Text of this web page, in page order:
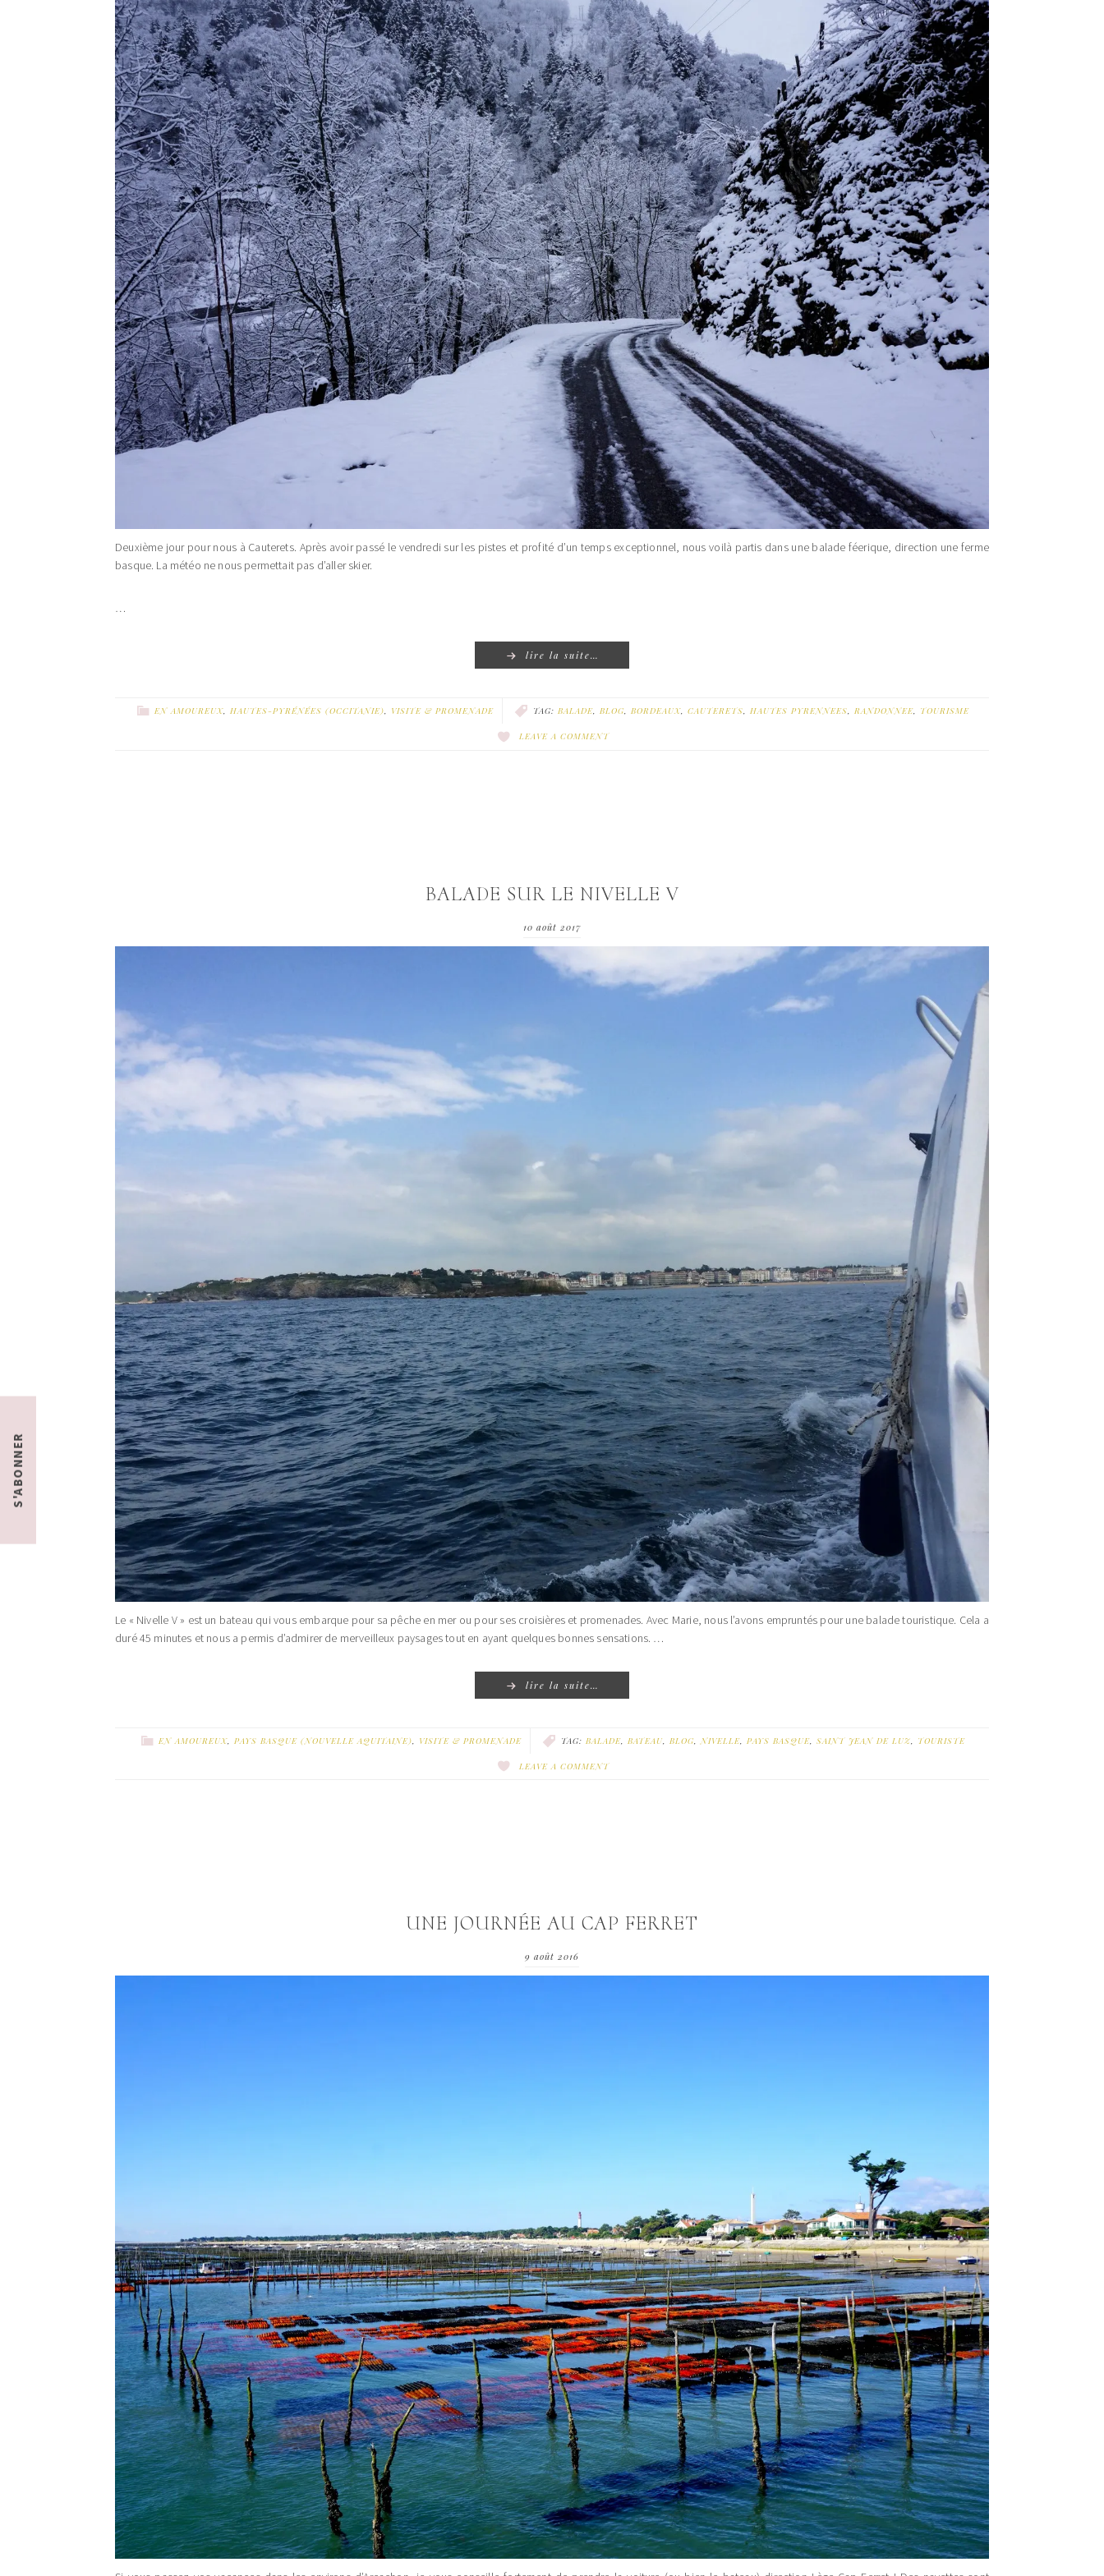
Deuxième jour pour nous à Cauterets. Après avoir passé le vendredi sur les pistes et profité d’un temps exceptionnel, nous voilà partis dans une balade féerique, direction une ferme
basque. La météo ne nous permettait pas d’aller skier.
…
lire la suite…
EN AMOUREUX, HAUTES-PYRÉNÉES (OCCITANIE), VISITE & PROMENADE TAG: BALADE, BLOG, BORDEAUX, CAUTERETS, HAUTES PYRENNEES, RANDONNEE, TOURISME
LEAVE A COMMENT
BALADE SUR LE NIVELLE V
10 août 2017
Le « Nivelle V » est un bateau qui vous embarque pour sa pêche en mer ou pour ses croisières et promenades. Avec Marie, nous l’avons empruntés pour une balade touristique. Cela a
duré 45 minutes et nous a permis d’admirer de merveilleux paysages tout en ayant quelques bonnes sensations. …
lire la suite…
EN AMOUREUX, PAYS BASQUE (NOUVELLE AQUITAINE), VISITE & PROMENADE TAG: BALADE, BATEAU, BLOG,NIVELLE, PAYS BASQUE, SAINT JEAN DE LUZ, TOURISTE
LEAVE A COMMENT
UNE JOURNÉE AU CAP FERRET
9 août 2016
S'ABONNER